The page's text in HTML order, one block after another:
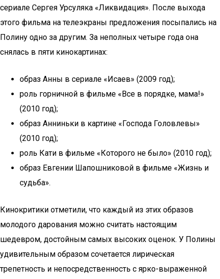
сериале Сергея Урсуляка «Ликвидация». После выхода
этого фильма на телеэкраны предложения посыпались на
Полину одно за другим. За неполных четыре года она
снялась в пяти кинокартинах:
образ Анны в сериале «Исаев» (2009 год);
роль горничной в фильме «Все в порядке, мама!»
(2010 год);
образ Анниньки в картине «Господа Головлевы»
(2010 год);
роль Кати в фильме «Которого не было» (2010 год);
образ Евгении Шапошниковой в фильме «Жизнь и
судьба».
Кинокритики отметили, что каждый из этих образов
молодого дарования можно считать настоящим
шедевром, достойным самых высоких оценок. У Полины
удивительным образом сочетается лирическая
трепетность и непосредственность с ярко-выраженной